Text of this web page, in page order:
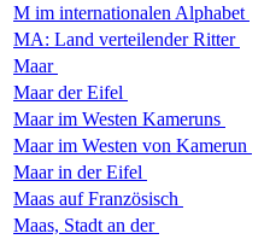
M im internationalen Alphabet
MA: Land verteilender Ritter
Maar
Maar der Eifel
Maar im Westen Kameruns
Maar im Westen von Kamerun
Maar in der Eifel
Maas auf Französisch
Maas, Stadt an der